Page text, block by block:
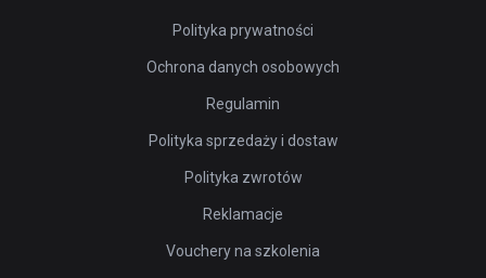
Polityka prywatności
Ochrona danych osobowych
Regulamin
Polityka sprzedaży i dostaw
Polityka zwrotów
Reklamacje
Vouchery na szkolenia